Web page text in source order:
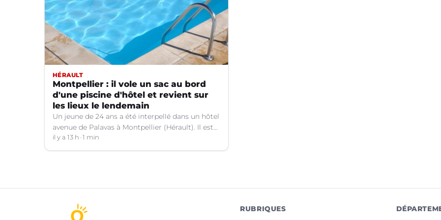
HÉRAULT
Montpellier : il vole un sac au bord
d'une piscine d'hôtel et revient sur
les lieux le lendemain
Un jeune de 24 ans a été interpellé dans un hôtel
avenue de Palavas à Montpellier (Hérault). Il est
suspecté d'avoir volé le sac d'une cliente.
il y a 13 h 1 min
RUBRIQUES